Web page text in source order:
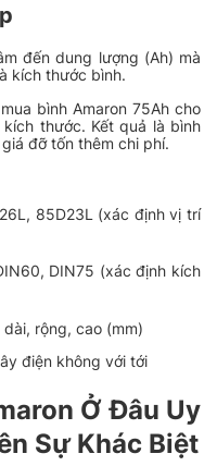
đến dung lượng (Ah) mà
kích thước bình.
bình Amaron 75Ah cho
thước. Kết quả là bình
đỡ tốn thêm chi phí.
85D23L (xác định vị trí
DIN75 (xác định kích
dài, rộng, cao (mm)
điện không với tới
Ở Đâu Uy
Sự Khác Biệt